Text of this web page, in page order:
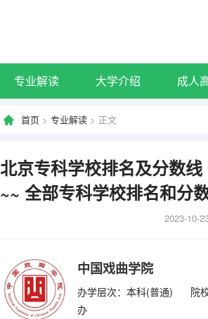
专业解读 大学介绍 成人
首页 > 专业解读 > 正文
北京专科学校排名及分数
~~ 全部专科学校排名和分
2023-10-
中国戏曲学院
办学层次：本科(普通) 院
办